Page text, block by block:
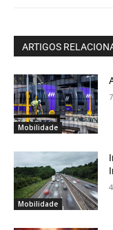
ARTIGOS
Mobilidade
Mobilidade